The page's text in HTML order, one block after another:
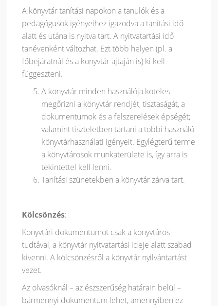
A könyvtár tanítási napokon a tanulók és a
pedagógusok igényeihez igazodva a tanítási idő
alatt és utána is nyitva tart. A nyitvatartási idő
tanévenként változhat. Ezt több helyen (pl. a
főbejáratnál és a könyvtár ajtaján is) ki kell
függeszteni.
A könyvtár minden használója köteles
megőrizni a könyvtár rendjét, tisztaságát, a
dokumentumok és a felszerelések épségét;
valamint tiszteletben tartani a többi használó
könyvtárhasználati igényeit. Egylégterű terme
a könyvtárosok munkaterülete is, így arra is
tekintettel kell lenni.
Tanítási szünetekben a könyvtár zárva tart.
Kölcsönzés:
Könyvtári dokumentumot csak a könyvtáros
tudtával, a könyvtár nyitvatartási ideje alatt szabad
kivenni. A kölcsönzésről a könyvtár nyilvántartást
vezet.
Az olvasóknál – az észszerűség határain belül –
bármennyi dokumentum lehet, amennyiben ez